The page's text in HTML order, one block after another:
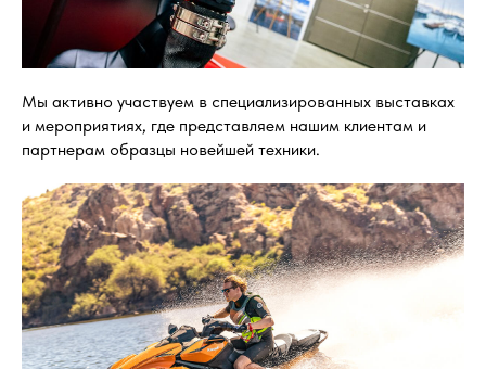
Мы активно участвуем в специализированных выставках
и мероприятиях, где представляем нашим клиентам и
партнерам образцы новейшей техники.